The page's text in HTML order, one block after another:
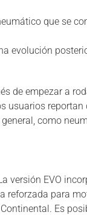
que se
evolución
de empezar a
usuarios reportan
como
versión EVO
reforzada para
Es